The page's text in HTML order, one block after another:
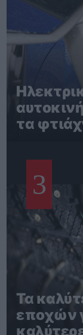
τα
3
Τα
εποχών